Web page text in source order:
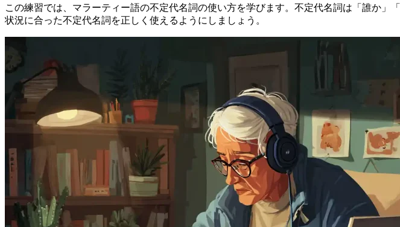
この練習では、マラーティー語の不定代名詞の使い方を学びます。不定代名詞は「誰か
状況に合った不定代名詞を正しく使えるようにしましょう。